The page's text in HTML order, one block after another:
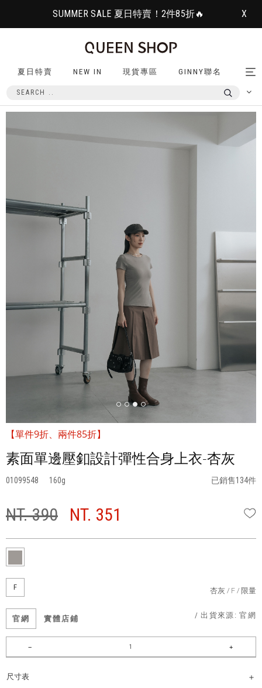
SUMMER SALE 夏日特賣！2件85折🔥 X
夏日特賣 NEW IN 現貨專區 GINNY聯名
【單件9折、兩件85折】
素面單邊壓釦設計彈性合身上衣-杏灰
01099548 160 已銷售134件
NT. 390 NT. 351
F 杏灰 F 限量
官網 實體店鋪 / 出貨來源:官網
尺寸表